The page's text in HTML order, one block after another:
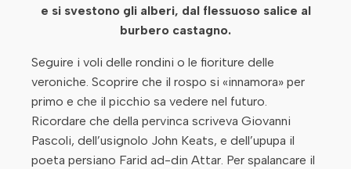
e si svestono gli alberi, dal flessuoso salice al
burbero castagno.
Seguire i voli delle rondini o le fioriture delle
veroniche. Scoprire che il rospo si «innamora» per
primo e che il picchio sa vedere nel futuro.
Ricordare che della pervinca scriveva Giovanni
Pascoli, dell’usignolo John Keats, e dell’upupa il
poeta persiano Farid ad-din Attar. Per spalancare il